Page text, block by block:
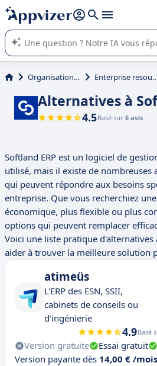
répondre (plusieurs lignes avec
L'IA de Appvizer vous guide dans
logiciel SaaS en entreprise.
Organisation et planification Enterprise
Alternatives à
4.5Basé sur 6 avis
Softland ERP est un logiciel de
utilisé, mais il existe de nombreuses
qui peuvent répondre aux besoins
entreprise. Que vous recherchiez
économique, plus flexible ou plus
options qui peuvent remplacer
Voici une liste pratique d'alternatives
aider à trouver la meilleure solution
atimeüs
L'ERP des ESN, SSII,
cabinets de conseils ou
d'ingénierie
4.9Basé
Version gratuite Essai gratuit
Version payante dès 14,00 € /mois